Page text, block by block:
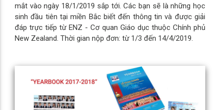
mắt vào ngày 18/1/2019 sắp tới. Các bạn sẽ là những học
sinh đầu tiên tại miền Bắc biết đến thông tin và được giải
đáp trực tiếp từ ENZ - Cơ quan Giáo dục thuộc Chính phủ
New Zealand. Thời gian nộp đơn: từ 1/3 đến 14/4/2019.